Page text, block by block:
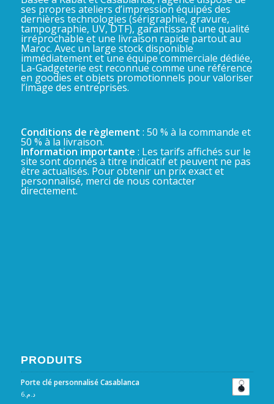
ses propres ateliers d’impression équipés des
dernières technologies (sérigraphie, gravure,
tampographie, UV, DTF), garantissant une qualité
irréprochable et une livraison rapide partout au
Maroc. Avec un large stock disponible
immédiatement et une équipe commerciale dédiée,
La-Gadgeterie est reconnue comme une référence
en goodies et objets promotionnels pour valoriser
l’image des entreprises.
Conditions de règlement : 50 % à la commande et
50 % à la livraison.
Information importante : Les tarifs affichés sur le
site sont donnés à titre indicatif et peuvent ne pas
être actualisés. Pour obtenir un prix exact et
personnalisé, merci de nous contacter
directement.
PRODUITS
Porte clé personnalisé Casablanca
د.م.6